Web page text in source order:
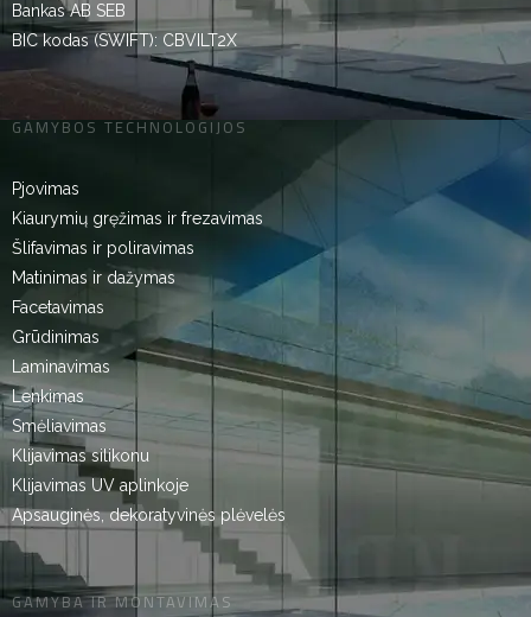
Bankas AB SEB
BIC kodas (SWIFT): CBVILT2X
GAMYBOS TECHNOLOGIJOS
Pjovimas
Kiaurymių gręžimas ir frezavimas
Šlifavimas ir poliravimas
Matinimas ir dažymas
Facetavimas
Grūdinimas
Laminavimas
Lenkimas
Smėliavimas
Klijavimas silikonu
Klijavimas UV aplinkoje
Apsauginės, dekoratyvinės plėvelės
GAMYBA IR MONTAVIMAS